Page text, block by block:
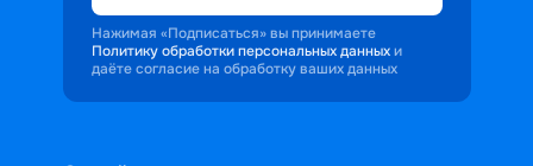
Нажимая «Подписаться» вы принимаете
Политику обработки персональных данных и
даёте согласие на обработку ваших данных